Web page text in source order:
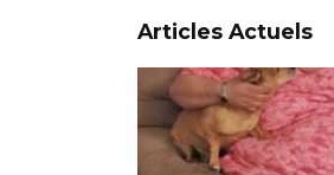
Articles Actuels